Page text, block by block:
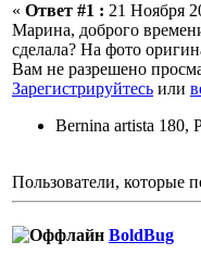
« Ответ #1 : 21 Ноября
Марина, доброго
сделала? На фото
Вам не разрешено
Зарегистрируйтесь или
Bernina artista 180,
Пользователи, которые
BoldBug